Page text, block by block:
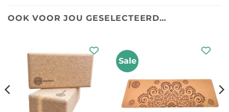
OOK VOOR JOU GESELECTEERD…
Sale